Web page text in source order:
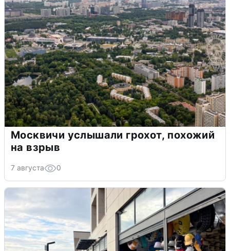
Москвичи услышали грохот, похожий
на взрыв
7 августа 0